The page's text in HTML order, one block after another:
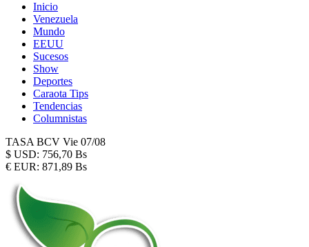
Inicio
Venezuela
Mundo
EEUU
Sucesos
Show
Deportes
Caraota Tips
Tendencias
Columnistas
TASA BCV Vie 07/08
$ USD: 756,70 Bs
€ EUR: 871,89 Bs